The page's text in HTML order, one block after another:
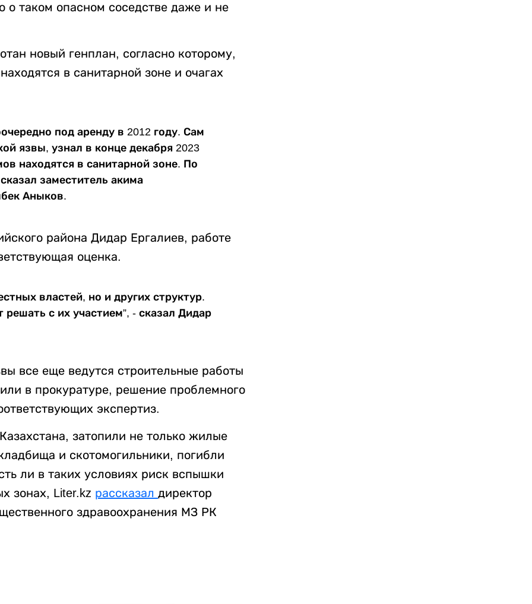
о таком опасном соседстве даже и не
новый генплан, согласно которому,
в санитарной зоне и очагах
под аренду в 2012 году. Сам
язвы, узнал в конце декабря 2023
находятся в санитарной зоне. По
заместитель акима
Аныков.
района Дидар Ергалиев, работе
оценка.
властей, но и других структур.
с их участием”, - сказал Дидар
все еще ведутся строительные работы
в прокуратуре, решение проблемного
экспертиз.
затопили не только жилые
и скотомогильники, погибли
ли в таких условиях риск вспышки
зонах, Liter.kz рассказал директор
здравоохранения МЗ РК